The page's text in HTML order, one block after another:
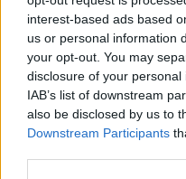
interest-based ads based
us or personal information
your opt-out. You may
disclosure of your
IAB’s list of downstream
also be disclosed by us to
Downstream Participants
Extra tips: Αναμείξτε
7ml protector Ki power
της τρίχας και για
αποτελέσματος. (μείγμα